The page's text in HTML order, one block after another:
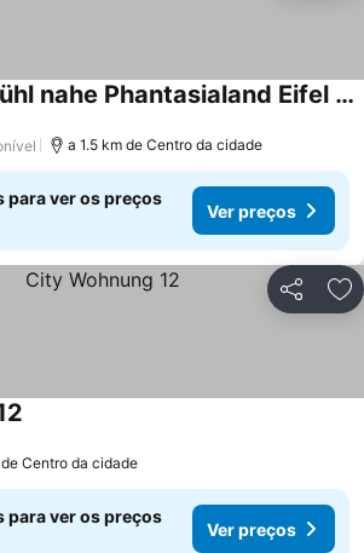
Häuschen in Brühl nahe Phantasialand Eifel Köln und Seen
a 1.5 km de Centro da cidade
para ver os preços
Ver preços
Partilhar
Centro da cidade
para ver os preços
Ver preços